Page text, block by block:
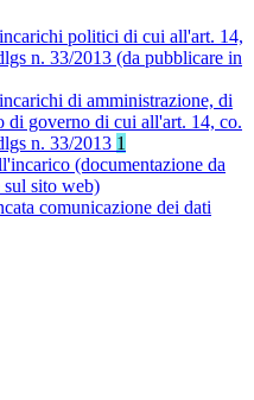
politici di cui all'art. 14,
n. 33/2013 (da pubblicare in
di amministrazione, di
di governo di cui all'art. 14, co.
n. 33/2013 1
(documentazione da
sul sito web)
comunicazione dei dati